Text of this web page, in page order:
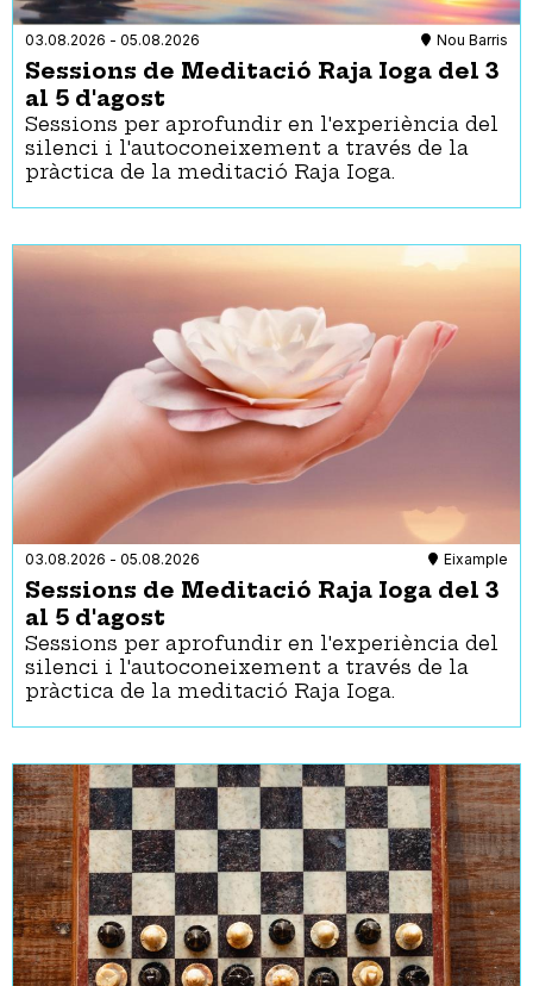
Espiritualitat
Feminismes
Gent Gran
Història
Interculturalitat
LGTBQIA+
Literatura
Salut
Sensibilització
Per a dones
Tipologies
Activitat al carrer
Activitat equipament
municipal
Activitat infantil
Aire lliure
Art
Castells
Cinema
Circ
Concentracions
Concert
Cursos
Dansa
Esport
Exposició
Festa
Fira
Foc
Jocs
Jornada
Districtes
Ciutat Vella
Eixample
Horta-Guinardó
Sant Andreu
Sants-Montjuïc
Sarrià-Sant Gervasi
03.08.2026 - 05.08.2026 Nou Barris
Sessions de Meditació Raja Ioga del 3
al 5 d'agost
Sessions per aprofundir en l'experiència del
silenci i l'autoconeixement a través de la
pràctica de la meditació Raja Ioga.
03.08.2026 - 05.08.2026 Eixample
Sessions de Meditació Raja Ioga del 3
al 5 d'agost
Sessions per aprofundir en l'experiència del
silenci i l'autoconeixement a través de la
pràctica de la meditació Raja Ioga.